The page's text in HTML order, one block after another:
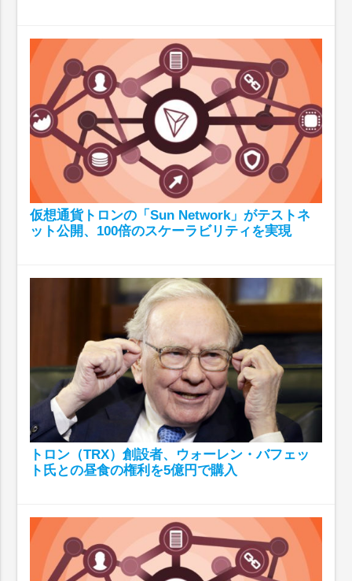
仮想通貨トロンの「Sun Network」がテストネ
ット公開、100倍のスケーラビリティを実現
トロン（TRX）創設者、ウォーレン・バフェッ
ト氏との昼食の権利を5億円で購入